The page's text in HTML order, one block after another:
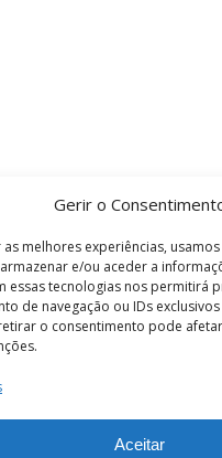
Gerir o
as melhores experiências,
e/ou aceder a
essas tecnologias nos permitirá
de navegação ou IDs
o consentimento pode
Aceitar
e Condições